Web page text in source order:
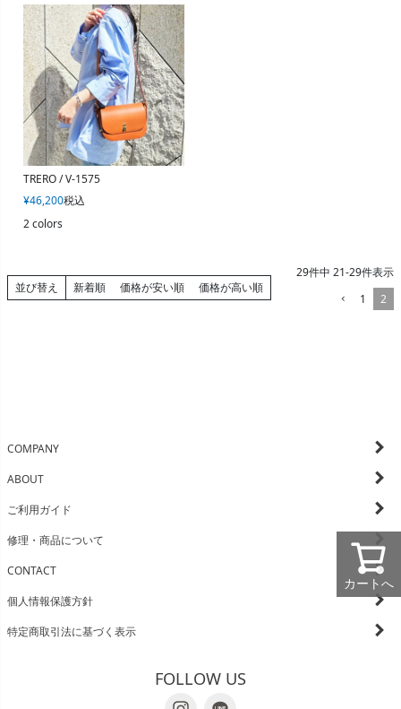
TRERO / V-1575
¥46,200税込
2 colors
並び替え 新着順 価格が安い順 価格が高い順
29件中 21-29件表示
1
2
カートへ
COMPANY
ABOUT
ご利用ガイド
修理・商品について
CONTACT
個人情報保護方針
特定商取引法に基づく表示
FOLLOW US